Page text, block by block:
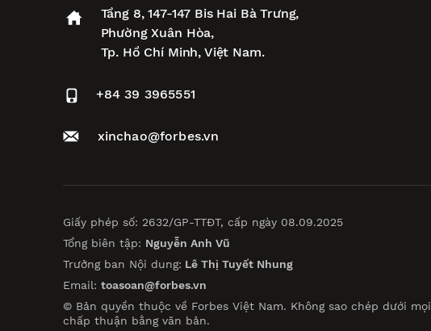
Tầng 8, 147-147 Bis Hai Bà Trưng,
Phường Xuân Hòa,
Tp. Hồ Chí Minh, Việt Nam.
+84 39 3965551
xinchao@forbes.vn
Giấy phép số: 2632/GP-TTĐT, cấp ngày 08.09.2025
Tổng biên tập: Nguyễn Anh Vũ
Trưởng ban Nội dung: Lê Thị Tuyết Nhung
Email: toasoan@forbes.vn
© Bản quyền thuộc về Forbes Việt Nam. Không sao chép dưới
chấp thuận bằng văn bản.